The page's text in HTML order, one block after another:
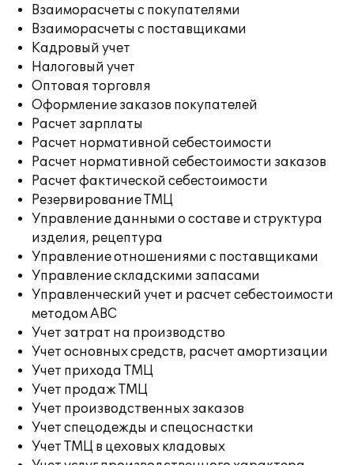
Взаиморасчеты с покупателями
Взаиморасчеты с поставщиками
Кадровый учет
Налоговый учет
Оптовая торговля
Оформление заказов покупателей
Расчет зарплаты
Расчет нормативной себестоимости
Расчет нормативной себестоимости заказов
Расчет фактической себестоимости
Резервирование ТМЦ
Управление данными о составе и структура
изделия, рецептура
Управление отношениями с поставщиками
Управление складскими запасами
Управленческий учет и расчет себестоимости
методом ABC
Учет затрат на производство
Учет основных средств, расчет амортизации
Учет прихода ТМЦ
Учет продаж ТМЦ
Учет производственных заказов
Учет спецодежды и спецоснастки
Учет ТМЦ в цеховых кладовых